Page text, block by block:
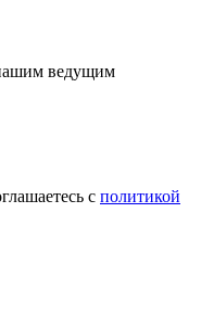
нашим ведущим
с политикой